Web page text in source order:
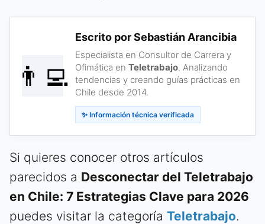
👨‍💻
Escrito por Sebastián Arancibia
Especialista en Consultor de Carrera y
Ofimática en Teletrabajo. Analizando
tendencias y creando guías prácticas en
Chile desde 2014.
✨ Información técnica verificada
Si quieres conocer otros artículos
parecidos a Desconectar del Teletrabajo
en Chile: 7 Estrategias Clave para 2026
puedes visitar la categoría Teletrabajo.